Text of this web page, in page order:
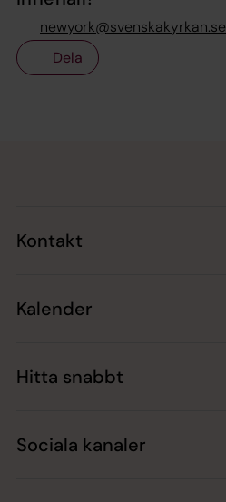
newyork@svenskakyrkan.se
Dela
Kontakt
Kalender
Hitta snabbt
Sociala kanaler